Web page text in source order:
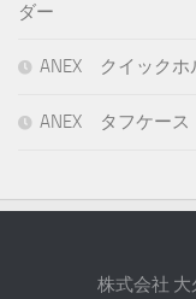
ダー
ANEX クイックホ
ANEX タフケース
株式会社 大